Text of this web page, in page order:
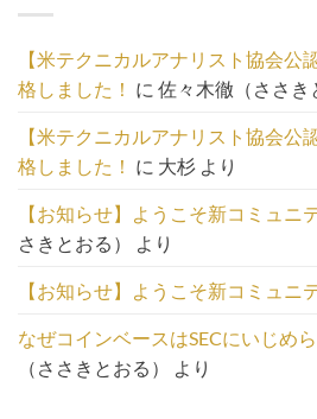
の
覧
は
こ
ち
ら
【米テクニカルアナリスト協会公
格しました！ に 佐々木徹（ささき
【米テクニカルアナリスト協会公
格しました！ に 大杉 より
【お知らせ】ようこそ新コミュニ
さきとおる）
より
【お知らせ】ようこそ新コミュニ
なぜコインベースはSECにいじめ
（ささきとおる）
より